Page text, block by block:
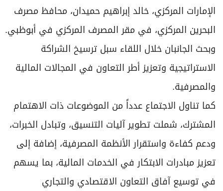
الإمارات المركزي، خالد إبراهيم حميدان، محافظ مصرف
البحرين المركزي، في مقر المصرف المركزي في أبوظبي.
وبحث الجانبان خلال اللقاء سبل ترسيخ الشراكة
الاستراتيجية وتعزيز أطر التعاون في المجالات المالية
والمصرفية.
كما تناول الاجتماع عدداً من الموضوعات ذات الاهتمام
المشترك، شملت تطوير آليات التنسيق، وتبادل الخبرات،
ودعم كفاءة واستقرار الأنظمة المصرفية، إضافة إلى
تعزيز مبادرات الابتكار في الخدمات المالية، بما يسهم
في توسيع آفاق التعاون الاقتصادي والتجاري